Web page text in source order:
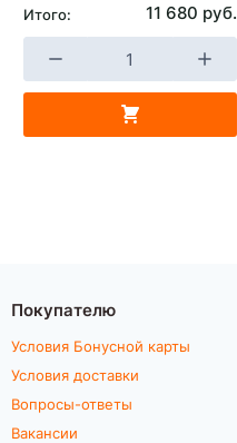
Итого: 11 680 руб.
Покупателю
Условия Бонусной карты
Условия доставки
Вопросы-ответы
Вакансии